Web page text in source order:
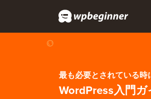
最も必要とされている時
WordPress入門ガ